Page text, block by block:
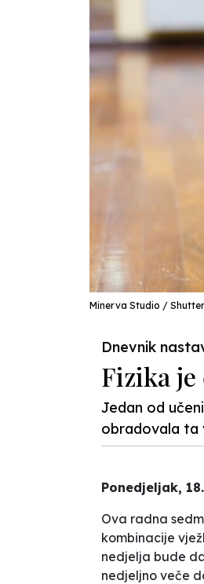
Minerva Studio /
Dnevnik
Fizika je
Jedan od
obradovala ta
Ponedjeljak,
Ova radna
kombinacije
nedjelja bude
nedjeljno veče